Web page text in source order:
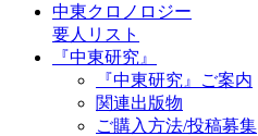
中東クロノロジー
要人リスト
『中東研究』
『中東研究』ご案内
関連出版物
ご購入方法/投稿募集